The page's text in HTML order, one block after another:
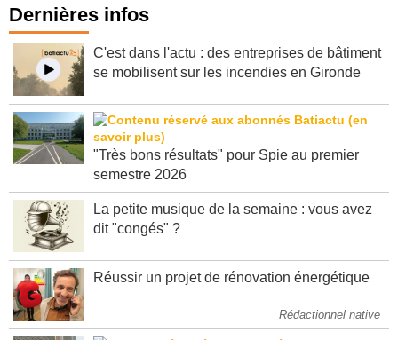
Dernières infos
C'est dans l'actu : des entreprises de bâtiment
se mobilisent sur les incendies en Gironde
"Très bons résultats" pour Spie au premier
semestre 2026
La petite musique de la semaine : vous avez
dit "congés" ?
Réussir un projet de rénovation énergétique
Rédactionnel native